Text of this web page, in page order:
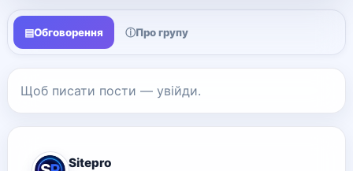
▤Обговорення ⓘПро групу
Щоб писати пости — увійди.
Sitepro